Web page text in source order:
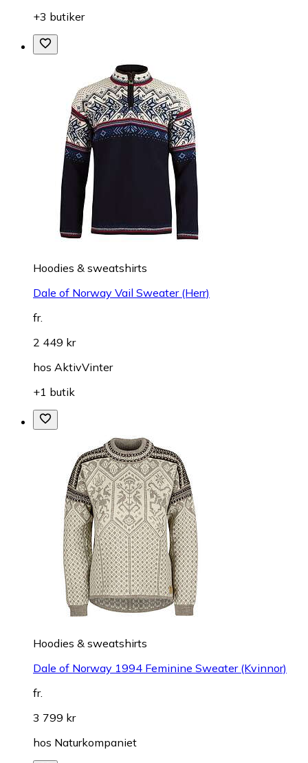
+3 butiker
Hoodies & sweatshirts
Dale of Norway Vail Sweater (Herr)
fr.
2 449 kr
hos AktivVinter
+1 butik
Hoodies & sweatshirts
Dale of Norway 1994 Feminine Sweater (Kvinnor)
fr.
3 799 kr
hos Naturkompaniet